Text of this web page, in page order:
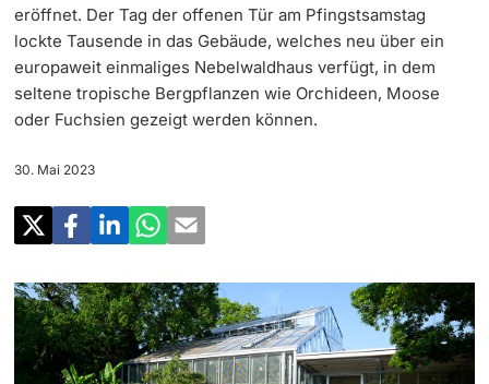
weitere Informationen
Fördernde & Alumni
weitere Informationen
Universität in den Medien
Veranstaltungskalender
‡ ‡ ‡ ‡ ‡ ‡ ‡ ‡ ‡ ‡ ‡ ‡
UNI NOVA
Service für Medien
‡ ‡ ‡ ‡ ‡ ‡ ‡ ‡ ‡ ‡ ‡ ‡ ‡ ‡ ‡ ‡ ‡ ‡ ‡ ‡ ‡ ‡ ‡ ‡ ‡ ‡ ‡ ‡ ‡ ‡ ‡ ‡
Lehre
‡ ‡ ‡ ‡ ‡ ‡ ‡ ‡ ‡ ‡ ‡ ‡ ‡ ‡ ‡ ‡ ‡ ‡ ‡ ‡ ‡ ‡ ‡ ‡
Weiterbildung
‡ ‡ ‡ ‡ ‡ ‡ ‡ ‡ ‡ ‡ ‡ ‡ ‡ ‡ ‡ ‡ ‡ ‡ ‡
Universität
eröffnet. Der Tag der offenen Tür am Pfingstsamstag
lockte Tausende in das Gebäude, welches neu über ein
europaweit einmaliges Nebelwaldhaus verfügt, in dem
seltene tropische Bergpflanzen wie Orchideen, Moose
oder Fuchsien gezeigt werden können.
30. Mai 2023